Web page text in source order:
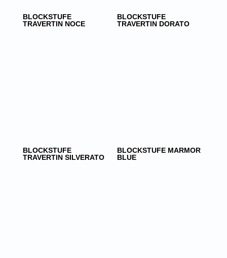
BLOCKSTUFE
TRAVERTIN NOCE
BLOCKSTUFE
TRAVERTIN DORATO
BLOCKSTUFE
TRAVERTIN SILVERATO
BLOCKSTUFE MARMOR
BLUE